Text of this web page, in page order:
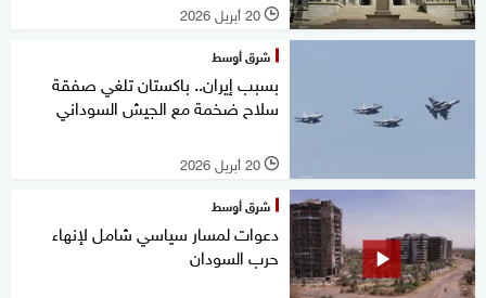
l 20 أبريل 2026
شرق أوسط
بسبب إيران.. باكستان تلغي صفقة
سلاح ضخمة مع الجيش السوداني
l 20 أبريل 2026
شرق أوسط
دعوات لمسار سياسي شامل لإنهاء
حرب السودان